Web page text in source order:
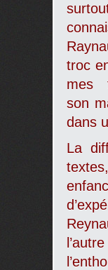
troc
mes
son
dans
La